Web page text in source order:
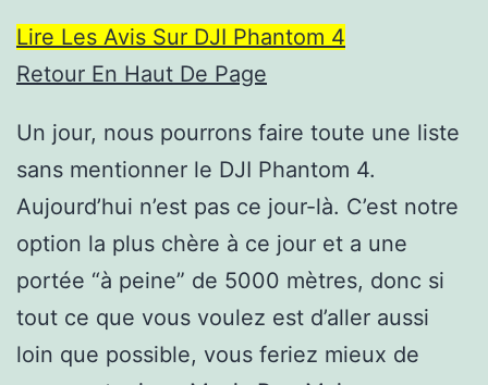
Lire Les Avis Sur DJI Phantom 4
Retour En Haut De Page
Un jour, nous pourrons faire toute une liste
sans mentionner le DJI Phantom 4.
Aujourd’hui n’est pas ce jour-là. C’est notre
option la plus chère à ce jour et a une
portée “à peine” de 5000 mètres, donc si
tout ce que vous voulez est d’aller aussi
loin que possible, vous feriez mieux de